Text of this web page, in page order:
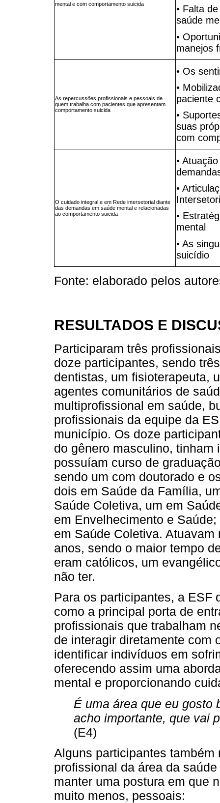
mental e com comportamento suicida
• Falta
saúde
•
manejos
As repercussões profissionais e pessoais de
quem trabalha com pacientes que apresentam
comportamento suicida
• Os
•
paciente
•
suas
com
O cuidado integral e em Rede intersetorial diante
das demandas em saúde mental e relacionadas
ao comportamento suicida
•
•
•
mental
• As
suicídio
Fonte: elaborado pelos
RESULTADOS E
Participaram três
doze participantes, sendo
dentistas, um fisioterapeuta,
agentes comunitários de
multiprofissional em saúde,
profissionais da equipe da
município. Os doze
do gênero masculino, tinham
possuíam curso de
sendo um com doutorado e
dois em Saúde da Família,
Saúde Coletiva, um em
em Envelhecimento e
em Saúde Coletiva.
anos, sendo o maior tempo
eram católicos, um
não ter.
Para os participantes, a ESF
como a principal porta de
profissionais que trabalham
de interagir diretamente com
identificar indivíduos em
oferecendo assim uma
mental e proporcionando
É uma área que eu gosto
acho importante, que vai
(E4)
Alguns participantes
profissional da área da
manter uma postura em que
muito menos, pessoais: